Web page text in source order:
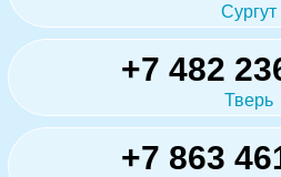
Сургут
+7 482
Тверь
+7 863